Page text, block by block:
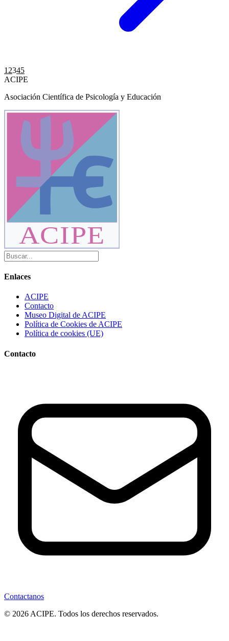
Paginación
de
entradas
12345
ACIPE
Asociación Científica de Psicología y Educación
ACIPE
Enlaces
ACIPE
Contacto
Museo Digital de ACIPE
Política de Cookies de ACIPE
Política de cookies (UE)
Contacto
Contactanos
© 2026 ACIPE. Todos los derechos reservados.